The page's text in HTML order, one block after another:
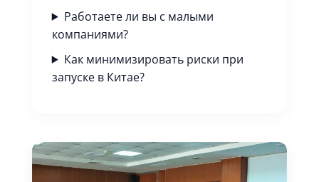
Работаете ли вы с малыми
компаниями?
Как минимизировать риски при
запуске в Китае?